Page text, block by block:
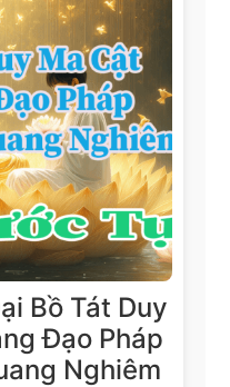
Bồ Tát Duy
Đạo Pháp
Nghiêm